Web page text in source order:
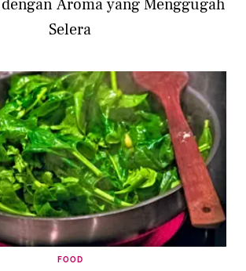
Aroma yang Menggugah
Selera
FOOD